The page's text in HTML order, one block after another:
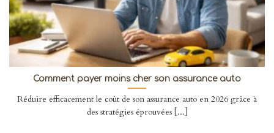
Comment payer moins cher son assurance auto
Réduire efficacement le coût de son assurance auto en 2026 grâce à
des stratégies éprouvées [...]